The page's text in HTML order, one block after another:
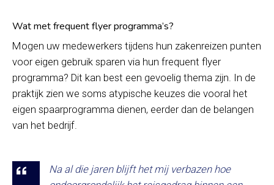
Wat met frequent flyer programma’s?
Mogen uw medewerkers tijdens hun zakenreizen punten
voor eigen gebruik sparen via hun frequent flyer
programma? Dit kan best een gevoelig thema zijn. In de
praktijk zien we soms atypische keuzes die vooral het
eigen spaarprogramma dienen, eerder dan de belangen
van het bedrijf.
Na al die jaren blijft het mij verbazen hoe